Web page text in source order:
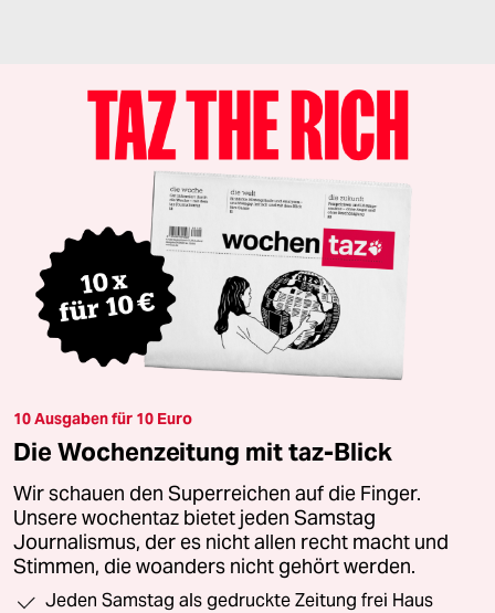
10 Ausgaben für 10 Euro
Die Wochenzeitung mit taz-Blick
Wir schauen den Superreichen auf die Finger.
Unsere wochentaz bietet jeden Samstag
Journalismus, der es nicht allen recht macht und
Stimmen, die woanders nicht gehört werden.
Jeden Samstag als gedruckte Zeitung frei Haus